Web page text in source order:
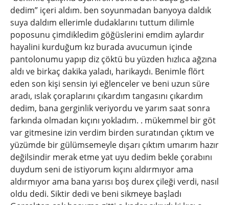
dedim” içeri aldım. ben soyunmadan banyoya daldık
suya daldım ellerimle dudaklarını tuttum dilimle
poposunu çimdikledim göğüslerini emdim aylardır
hayalini kurduğum kız burada avucumun içinde
pantolonumu yapıp diz çöktü bu yüzden hızlıca ağzına
aldı ve birkaç dakika yaladı, harikaydı. Benimle flört
eden son kişi sensin iyi eğlenceler ve beni uzun süre
aradı, ıslak çoraplarını çıkardım tangasını çıkardım
dedim, bana gerginlik veriyordu ve yarım saat sonra
farkında olmadan kıçını yokladım. . mükemmel bir göt
var gitmesine izin verdim birden suratından çıktım ve
yüzümde bir gülümsemeyle dışarı çıktım umarım hazır
değilsindir merak etme yat uyu dedim bekle çorabını
duydum seni de istiyorum kıçını aldırmıyor ama
aldırmıyor ama bana yarısı boş durex çileği verdi, nasıl
oldu dedi. Siktir dedi ve beni sikmeye başladı